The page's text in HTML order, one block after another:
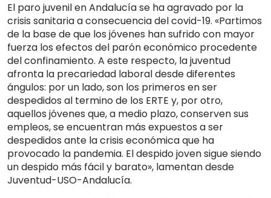
El paro juvenil en Andalucía se ha agravado por la
crisis sanitaria a consecuencia del covid-19. «Partimos
de la base de que los jóvenes han sufrido con mayor
fuerza los efectos del parón económico procedente
del confinamiento. A este respecto, la juventud
afronta la precariedad laboral desde diferentes
ángulos: por un lado, son los primeros en ser
despedidos al termino de los ERTE y, por otro,
aquellos jóvenes que, a medio plazo, conserven sus
empleos, se encuentran más expuestos a ser
despedidos ante la crisis económica que ha
provocado la pandemia. El despido joven sigue siendo
un despido más fácil y barato», lamentan desde
Juventud-USO-Andalucía.